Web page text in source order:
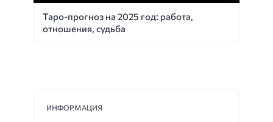
Таро-прогноз на 2025 год: работа,
отношения, судьба
ИНФОРМАЦИЯ